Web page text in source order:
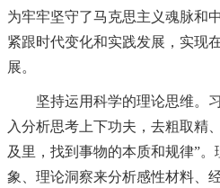
为牢牢坚守了马克思主义魂脉和
紧跟时代变化和实践发展，实现
展。
坚持运用科学的理论思维。习
入分析思考上下功夫，去粗取精
及里，找到事物的本质和规律”
象、理论洞察来分析感性材料、